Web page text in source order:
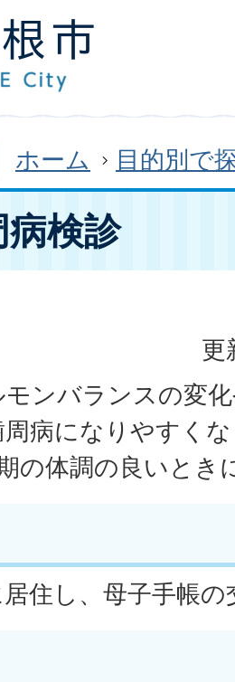
ホーム 目的別で
検診
更
ンバランスの変
病になりやすく
の体調の良いとき
住し、母子手帳